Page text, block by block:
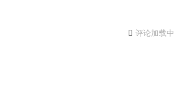
 评论加载中